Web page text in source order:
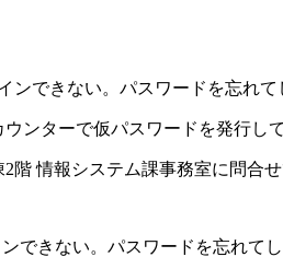
できない。パスワードを忘れて
ンターで仮パスワードを発行して
階 情報システム課事務室に問合せ
できない。パスワードを忘れてし